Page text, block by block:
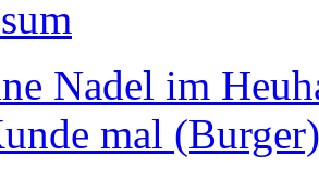
Nadel im
mal